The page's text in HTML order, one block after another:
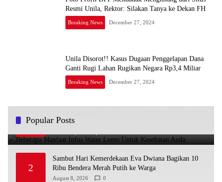
Resmi Unila, Rektor: Silakan Tanya ke Dekan FH
Breaking News December 27, 2024
Unila Disorot!! Kasus Dugaan Penggelapan Dana
Ganti Rugi Lahan Rugikan Negara Rp3,4 Miliar
Breaking News December 27, 2024
Popular Posts
1
Anda
2
Sambut Hari Kemerdekaan Eva Dwiana Bagikan 10
Ribu Bendera Merah Putih ke Warga
August 8, 2026 0